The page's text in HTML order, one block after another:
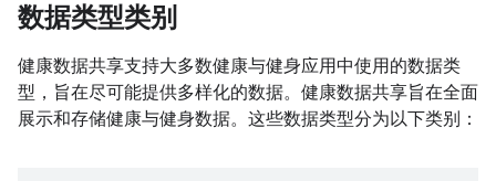
数据类型类别
健康数据共享支持大多数健康与健身应用中使用的数据类
型，旨在尽可能提供多样化的数据。健康数据共享旨在全面
展示和存储健康与健身数据。这些数据类型分为以下类别：